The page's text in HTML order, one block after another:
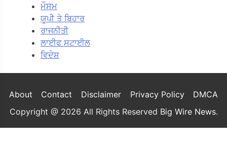
ਮੌਸਮ
ਯੂਪੀ ਤੇ ਬਿਹਾਰ
ਰਾਜਨੀਤੀ
ਲਾਈਫ ਸਟਾਈਲ
ਵਿਦੇਸ਼
About Contact Disclaimer Privacy Policy
DMCA
Copyright @ 2026 All Rights Reserved Big Wire News.